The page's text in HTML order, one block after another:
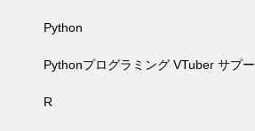
Python
Pythonプログラミング VTuber サプー
R